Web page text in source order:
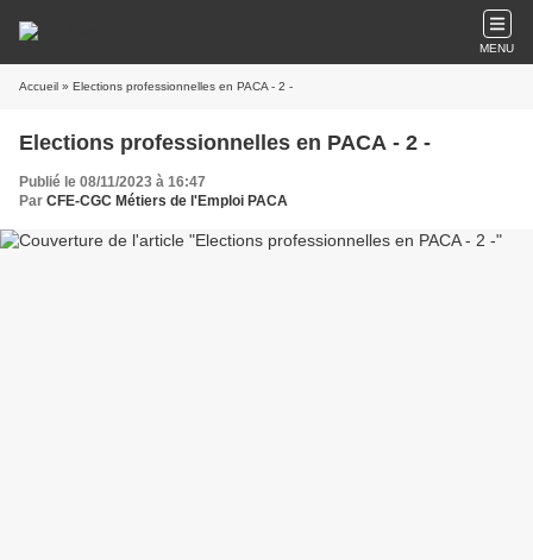
MENU
Accueil » Elections professionnelles en PACA - 2 -
Elections professionnelles en PACA - 2 -
Publié le 08/11/2023 à 16:47
Par CFE-CGC Métiers de l'Emploi PACA